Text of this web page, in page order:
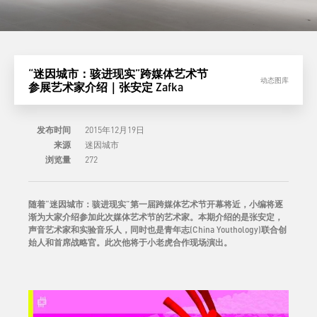
“迷因城市：骇进现实”跨媒体艺术节
参展艺术家介绍｜张安定 Zafka
动态图库
发布时间
2015年12月19日
来源
迷因城市
浏览量
272
随着“迷因城市：骇进现实”第一届跨媒体艺术节开幕将近，小编将逐
渐为大家介绍参加此次媒体艺术节的艺术家。本期介绍的是张安定 ，
声音艺术家和实验音乐人，同时也是青年志(China Youthology)联合创
始人和首席战略官。此次他将于小老虎合作现场演出。